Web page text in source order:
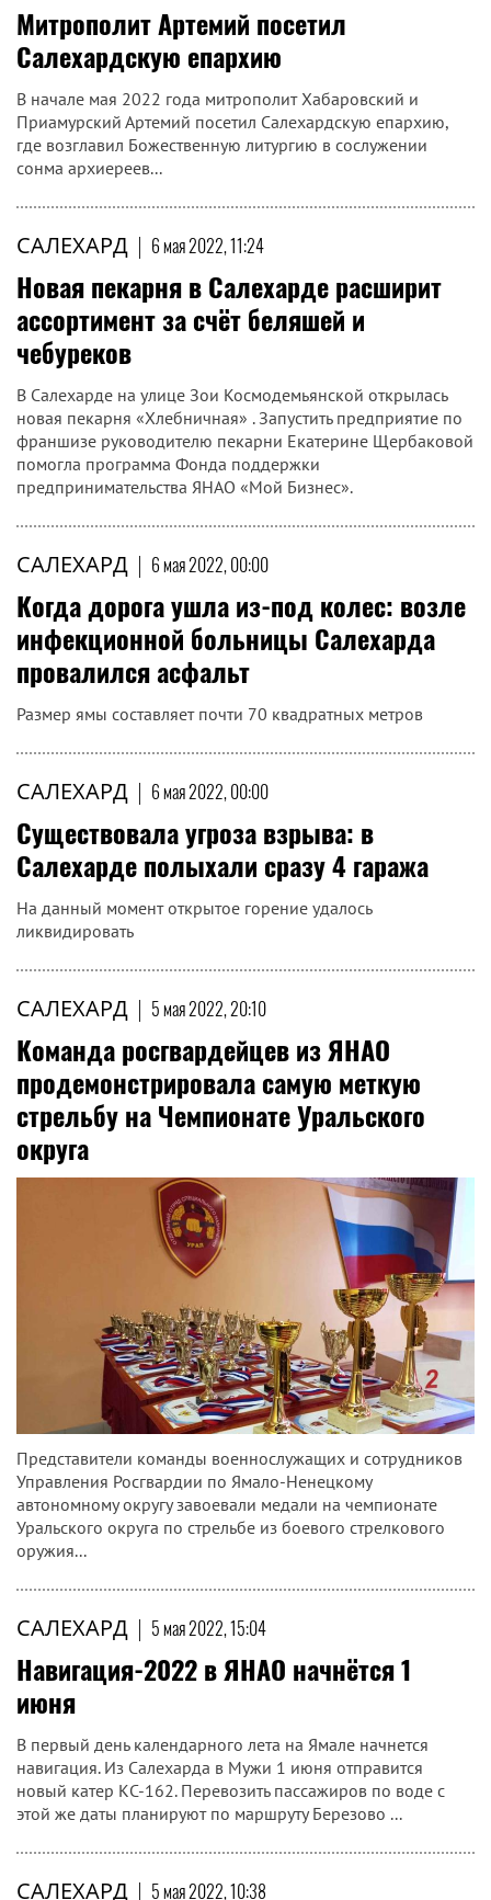
Митрополит Артемий посетил
Салехардскую епархию
В начале мая 2022 года митрополит Хабаровский и
Приамурский Артемий посетил Салехардскую епархию,
где возглавил Божественную литургию в сослужении
сонма архиереев...
САЛЕХАРД | 6 мая 2022, 11:24
Новая пекарня в Салехарде расширит
ассортимент за счёт беляшей и
чебуреков
В Салехарде на улице Зои Космодемьянской открылась
новая пекарня «Хлебничная» . Запустить предприятие по
франшизе руководителю пекарни Екатерине Щербаковой
помогла программа Фонда поддержки
предпринимательства ЯНАО «Мой Бизнес».
САЛЕХАРД | 6 мая 2022, 00:00
Когда дорога ушла из-под колес: возле
инфекционной больницы Салехарда
провалился асфальт
Размер ямы составляет почти 70 квадратных метров
САЛЕХАРД | 6 мая 2022, 00:00
Существовала угроза взрыва: в
Салехарде полыхали сразу 4 гаража
На данный момент открытое горение удалось
ликвидировать
САЛЕХАРД | 5 мая 2022, 20:10
Команда росгвардейцев из ЯНАО
продемонстрировала самую меткую
стрельбу на Чемпионате Уральского
округа
Представители команды военнослужащих и сотрудников
Управления Росгвардии по Ямало-Ненецкому
автономному округу завоевали медали на чемпионате
Уральского округа по стрельбе из боевого стрелкового
оружия...
САЛЕХАРД | 5 мая 2022, 15:04
Навигация-2022 в ЯНАО начнётся 1
июня
В первый день календарного лета на Ямале начнется
навигация. Из Салехарда в Мужи 1 июня отправится
новый катер КС-162. Перевозить пассажиров по воде с
этой же даты планируют по маршруту Березово ...
САЛЕХАРД | 5 мая 2022, 10:38